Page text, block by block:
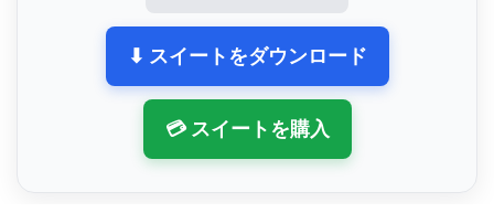
⬇ スイートをダウンロード
💳 スイートを購入